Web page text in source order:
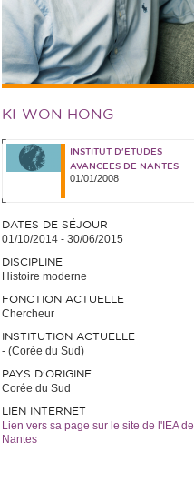
KI-WON HONG
INSTITUT D'ETUDES
AVANCEES DE NANTES
01/01/2008
DATES DE SÉJOUR
01/10/2014 - 30/06/2015
DISCIPLINE
Histoire moderne
FONCTION ACTUELLE
Chercheur
INSTITUTION ACTUELLE
- (Corée du Sud)
PAYS D'ORIGINE
Corée du Sud
LIEN INTERNET
Lien vers sa page sur le site de l'IEA de
Nantes